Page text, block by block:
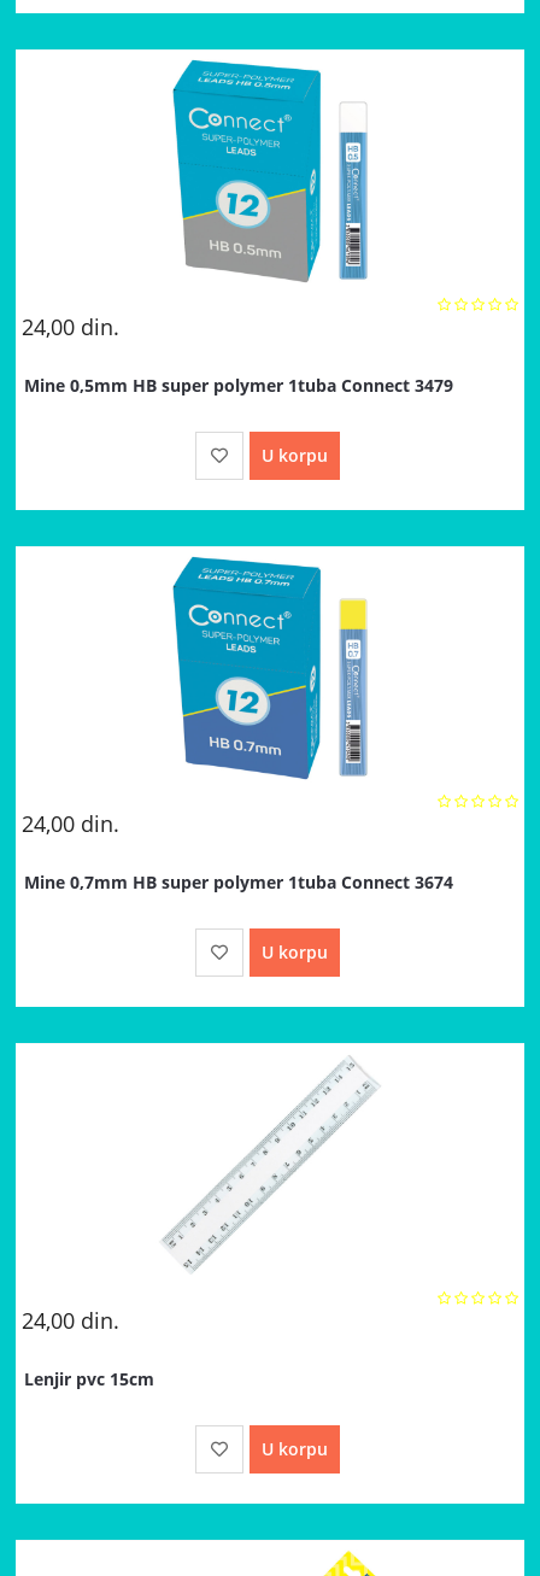
24,00 din.
Mine 0,5mm HB super polymer 1tuba Connect 3479
U korpu
24,00 din.
Mine 0,7mm HB super polymer 1tuba Connect 3674
U korpu
24,00 din.
Lenjir pvc 15cm
U korpu